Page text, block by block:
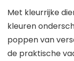
Met kleurrijke
kleuren
poppen van
de praktische